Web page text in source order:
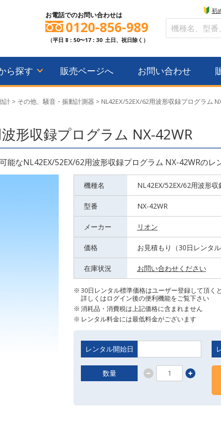
お電話でのお問い合わせは
0120-856-989
（平日 8：50〜17：30 土日、祝日除く）
初
ら探す 販売ページへ お問い合わせ
計 > その他、騒音・振動計測器 > NL42EX/52EX/62用波形収録プログラム
形収録プログラム NX-42WR
能なNL42EX/52EX/62用波形収録プログラム NX-42WRのレ
機種名 NL42EX/52EX/62用波形
型番 NX-42WR
メーカー リオン
価格 お見積もり（30日レンタ
在庫状況 お問い合わせください
30日レンタル標準価格はユーザー登録して頂く
詳しくはログイン後の便利機能をご覧下さい
消耗品・消費税は上記価格に含まれません
レンタル料金には最低料金がございます
レンタル開始日
数量